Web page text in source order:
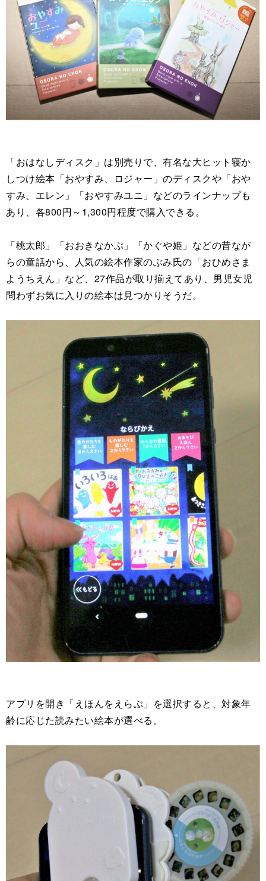
「おはなしディスク」は別売りで、有名な大ヒット寝か
しつけ絵本「おやすみ、ロジャー」のディスクや「おや
すみ、エレン」「おやすみユニ」などのラインナップも
あり、各800円～1,300円程度で購入できる。
「桃太郎」「おおきなかぶ」「かぐや姫」などの昔なが
らの童話から、人気の絵本作家のぶみ氏の「おひめさま
ようちえん」など、27作品が取り揃えてあり、男児女児
問わずお気に入りの絵本は見つかりそうだ。
アプリを開き「えほんをえらぶ」を選択すると、対象年
齢に応じた読みたい絵本が選べる。